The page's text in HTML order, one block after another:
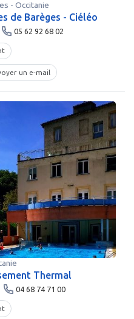
- Occitanie
de Barèges - Ciéléo
05 62 92 68 02
un e-mail
Thermal
04 68 74 71 00